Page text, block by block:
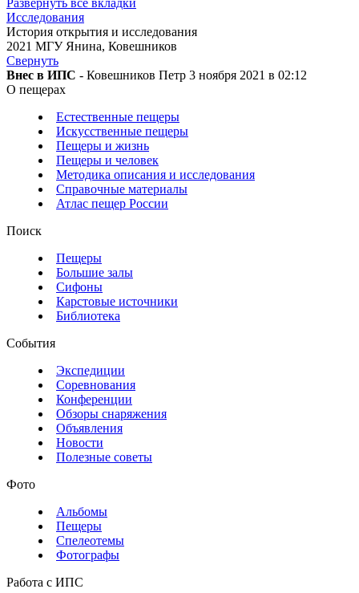
Развернуть все вкладки
Исследования
История открытия и исследования
2021 МГУ Янина, Ковешников
Свернуть
Внес в ИПС - Ковешников Петр 3 ноября 2021 в 02:12
О пещерах
Естественные пещеры
Искусственные пещеры
Пещеры и жизнь
Пещеры и человек
Методика описания и исследования
Справочные материалы
Атлас пещер России
Поиск
Пещеры
Большие залы
Сифоны
Карстовые источники
Библиотека
События
Экспедиции
Соревнования
Конференции
Обзоры снаряжения
Объявления
Новости
Полезные советы
Фото
Альбомы
Пещеры
Спелеотемы
Фотографы
Работа с ИПС